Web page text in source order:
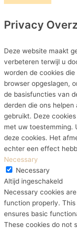
Privacy
Deze website maakt
verbeteren terwijl u
worden de cookies
browser opgeslagen,
de basisfuncties van
derden die ons
gebruikt. Deze
met uw toestemming.
deze cookies. Het
echter een effect
Necessary
Necessary
Altijd ingeschakeld
Necessary cookies
function properly.
ensures basic
These cookies do not